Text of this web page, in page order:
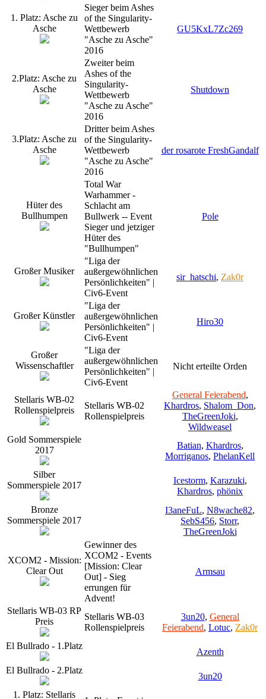
1. Platz: Asche zu
Asche
Sieger beim Ashes
of the Singularity-
Wettbewerb
"Asche zu Asche"
2016
GU5KxL7Zc269
2.Platz: Asche zu
Asche
Zweiter beim
Ashes of the
Singularity-
Wettbewerb
"Asche zu Asche"
2016
Shutdown
3.Platz: Asche zu
Asche
Dritter beim Ashes
of the Singularity-
Wettbewerb
"Asche zu Asche"
2016
der rosarote FreshGandalf
Hüter des
Bullhumpen
Total War
Warhammer -
Schlacht am
Bullwerk -- Event
Sieger und jetziger
Hüter des
"Bullhumpen"
Pole
Großer Musiker
"Liga der
außergewöhnlichen
Persönlichkeiten" |
Civ6-Event
sir_hatschi, Zak0r
Großer Künstler
"Liga der
außergewöhnlichen
Persönlichkeiten" |
Civ6-Event
Hiro30
Großer
Wissenschaftler
"Liga der
außergewöhnlichen
Persönlichkeiten" |
Civ6-Event
Nicht erteilte Orden
Stellaris WB-02
Rollenspielpreis
Stellaris WB-02
Rollenspielpreis
General Feierabend,
Khardros, Shalom_Don,
TheGreenJoki,
Wildweasel
Gold Sommerspiele
2017
Batian, Khardros,
Morriganos, PhelanKell
Silber
Sommerspiele 2017
Icestorm, Karazuki,
Khardros, phönix
Bronze
Sommerspiele 2017
I3aneFuL, N8wache82,
SebS456, Storr,
TheGreenJoki
XCOM2 - Mission:
Clear Out
Gewinner des
XCOM2 - Events
[Mission: Clear
Out] - Sieg
errungen für
Advent!
Armsau
Stellaris WB-03 RP
Preis
Stellaris WB-03
Rollenspielpreis
3un20, General
Feierabend, Lotuc, Zak0r
El Bullrado - 1.Platz
Azenth
El Bullrado - 2.Platz
3un20
1. Platz: Stellaris